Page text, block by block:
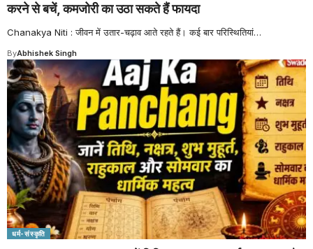
करने से बचें, कमजोरी का उठा सकते हैं फायदा
Chanakya Niti : जीवन में उतार-चढ़ाव आते रहते हैं। कई बार परिस्थितियां…
ByAbhishek Singh
धर्म-संस्कृति